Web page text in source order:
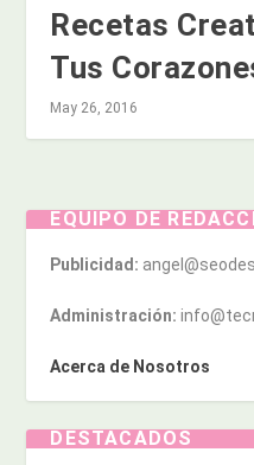
Recetas
Tus
May 26, 2016
EQUIPO DE
Publicidad:
Administración:
Acerca de Nosotros
DESTACADOS